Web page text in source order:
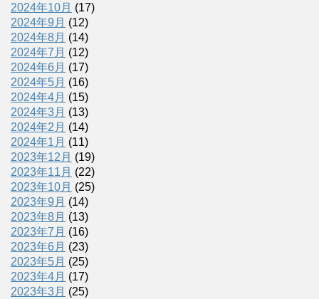
2024年10月 (17)
2024年9月 (12)
2024年8月 (14)
2024年7月 (12)
2024年6月 (17)
2024年5月 (16)
2024年4月 (15)
2024年3月 (13)
2024年2月 (14)
2024年1月 (11)
2023年12月 (19)
2023年11月 (22)
2023年10月 (25)
2023年9月 (14)
2023年8月 (13)
2023年7月 (16)
2023年6月 (23)
2023年5月 (25)
2023年4月 (17)
2023年3月 (25)